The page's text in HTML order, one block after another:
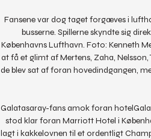
Fansene var dog taget forgæves i
busserne. Spillerne skyndte sig
Københavns Lufthavn. Foto: Kenneth
at få et glimt af Mertens, Zaha,
de blev sat af foran hovedindgangen,
Galatasaray-fans amok foran
stod klar foran Marriott Hotel i
lagt i kakkelovnen til et ordentligt